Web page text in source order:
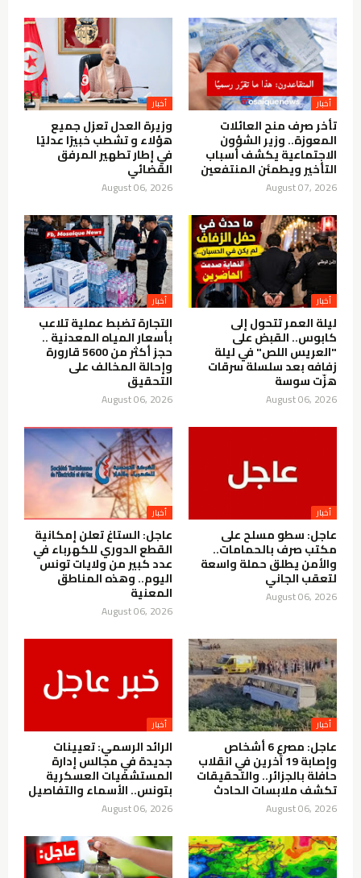
أخبار
تأخر صرف منح العائلات
المعوزة.. وزير الشؤون
الاجتماعية يكشف أسباب
التأخير ويطمئن المنتفعين
August 07, 2026
أخبار
وزيرة العدل تعزل جميع
هؤلاء و تشطب خبيرًا عدليًا
في إطار تطهير المرفق
القضائي
August 06, 2026
أخبار
ليلة العمر تتحول إلى
كابوس.. القبض على
"العريس اللص" في ليلة
زفافه بعد سلسلة سرقات
هزّت سوسة
August 06, 2026
أخبار
التجارة تضبط عملية تلاعب
بأسعار المياه المعدنية ..
حجز أكثر من 5600 قارورة
وإحالة المخالف على
التحقيق
August 06, 2026
أخبار
عاجل: سطو مسلح على
مكتب صرف بالحمامات..
والأمن يطلق حملة واسعة
لتعقب الجاني
August 06, 2026
أخبار
عاجل: الستاغ تعلن إمكانية
القطع الدوري للكهرباء في
عدد كبير من ولايات تونس
اليوم.. وهذه المناطق
المعنية
August 06, 2026
أخبار
عاجل: مصرع 6 أشخاص
وإصابة 19 آخرين في انقلاب
حافلة بالجزائر.. والتحقيقات
تكشف ملابسات الحادث
August 06, 2026
أخبار
الرائد الرسمي: تعيينات
جديدة في مجالس إدارة
المستشفيات العسكرية
بتونس.. الأسماء والتفاصيل
August 06, 2026